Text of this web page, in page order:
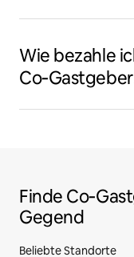
Wie bezahle
Finde
Gegend
Beliebte Standorte